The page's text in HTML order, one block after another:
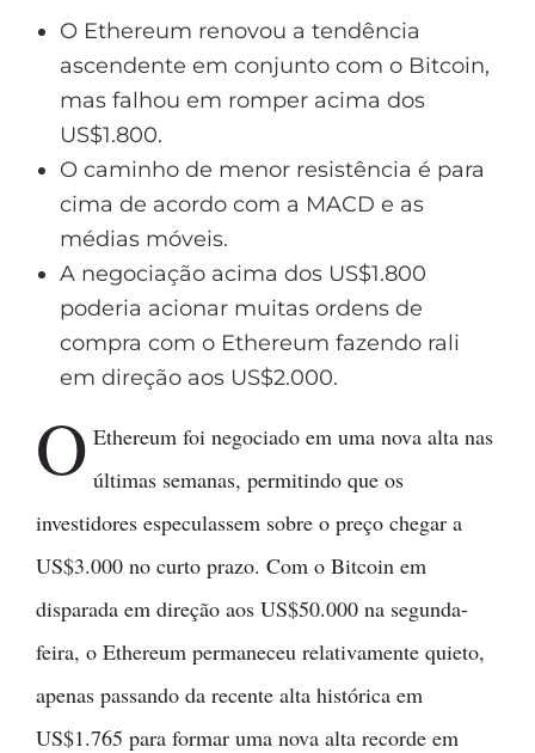
O Ethereum renovou a tendência
ascendente em conjunto com o Bitcoin,
mas falhou em romper acima dos
US$1.800.
O caminho de menor resistência é para
cima de acordo com a MACD e as
médias móveis.
A negociação acima dos US$1.800
poderia acionar muitas ordens de
compra com o Ethereum fazendo rali
em direção aos US$2.000.
O Ethereum foi negociado em uma nova alta nas
últimas semanas, permitindo que os
investidores especulassem sobre o preço chegar a
US$3.000 no curto prazo. Com o Bitcoin em
disparada em direção aos US$50.000 na segunda-
feira, o Ethereum permaneceu relativamente quieto,
apenas passando da recente alta histórica em
US$1.765 para formar uma nova alta recorde em